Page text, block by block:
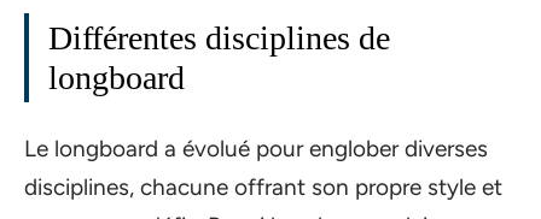
Différentes disciplines de
longboard
Le longboard a évolué pour englober diverses
disciplines, chacune offrant son propre style et